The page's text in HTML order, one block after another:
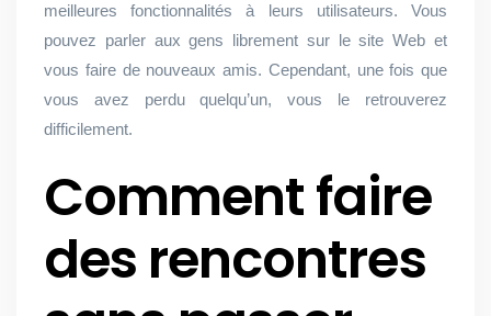
meilleures fonctionnalités à leurs utilisateurs. Vous
pouvez parler aux gens librement sur le site Web et
vous faire de nouveaux amis. Cependant, une fois que
vous avez perdu quelqu’un, vous le retrouverez
difficilement.
Comment faire
des rencontres